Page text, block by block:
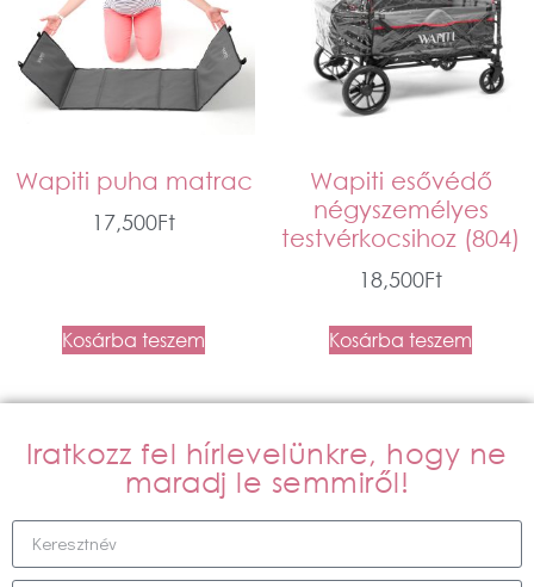
Wapiti puha matrac
17,500Ft
Kosárba teszem
Wapiti esővédő
négyszemélyes
testvérkocsihoz (804)
18,500Ft
Kosárba teszem
Iratkozz fel hírlevelünkre, hogy ne
maradj le semmiről!